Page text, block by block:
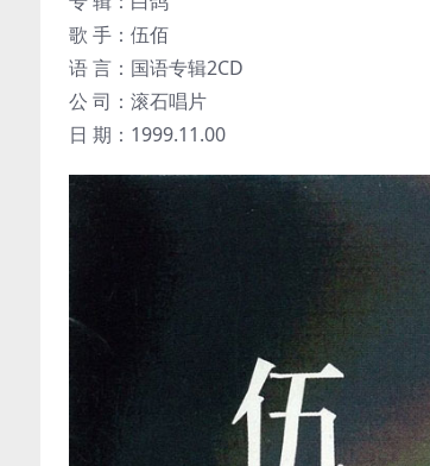
歌 手：伍佰
语 言：国语专辑2CD
公 司：滚石唱片
日 期：1999.11.00